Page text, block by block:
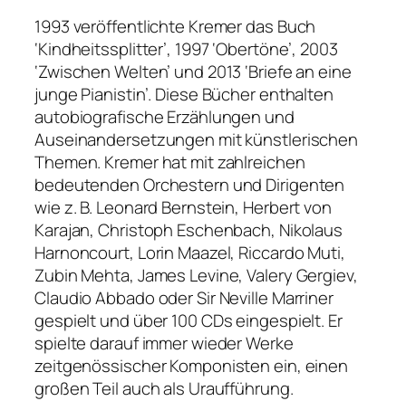
1993 veröffentlichte Kremer das Buch
‘Kindheitssplitter’, 1997 ‘Obertöne’, 2003
‘Zwischen Welten’ und 2013 ‘Briefe an eine
junge Pianistin’. Diese Bücher enthalten
autobiografische Erzählungen und
Auseinandersetzungen mit künstlerischen
Themen. Kremer hat mit zahlreichen
bedeutenden Orchestern und Dirigenten
wie z. B. Leonard Bernstein, Herbert von
Karajan, Christoph Eschenbach, Nikolaus
Harnoncourt, Lorin Maazel, Riccardo Muti,
Zubin Mehta, James Levine, Valery Gergiev,
Claudio Abbado oder Sir Neville Marriner
gespielt und über 100 CDs eingespielt. Er
spielte darauf immer wieder Werke
zeitgenössischer Komponisten ein, einen
großen Teil auch als Uraufführung.